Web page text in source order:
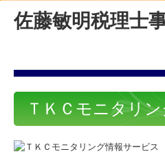
経営理念
スタッフ紹介
佐藤敏明税理士
ＴＫＣモニタリ